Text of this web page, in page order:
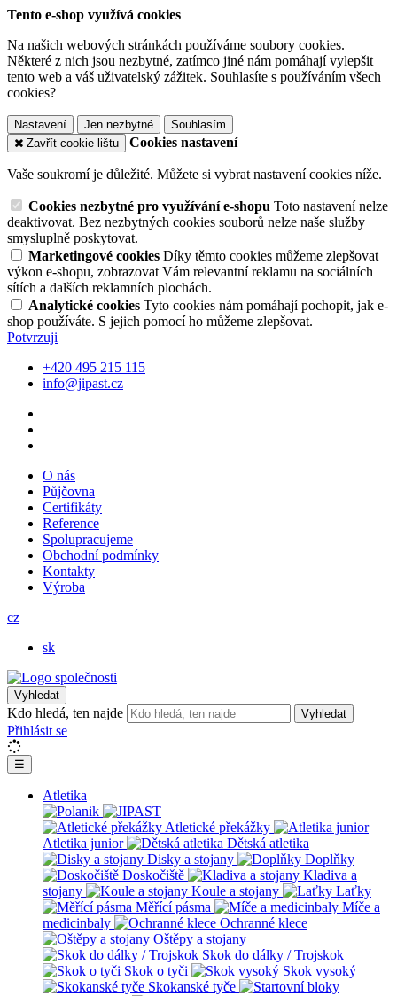
Tento e-shop využívá cookies
Na našich webových stránkách používáme soubory cookies.
Některé z nich jsou nezbytné, zatímco jiné nám pomáhají vylepšit
tento web a váš uživatelský zážitek. Souhlasíte s používáním všech
cookies?
Nastavení Jen nezbytné
Souhlasím
Zavřít cookie lištu
Cookies nastavení
Vaše soukromí je důležité. Můžete si vybrat nastavení cookies níže.
Cookies nezbytné pro využívání e-shopu Toto nastavení nelze
deaktivovat. Bez nezbytných cookies souborů nelze naše služby
smysluplně poskytovat.
Marketingové cookies Díky těmto cookies můžeme zlepšovat
výkon e-shopu, zobrazovat Vám relevantní reklamu na sociálních
sítích a dalších reklamních plochách.
Analytické cookies Tyto cookies nám pomáhají pochopit, jak e-
shop používáte. S jejich pomocí ho můžeme zlepšovat.
Potvrzuji
+420 495 215 115
info@jipast.cz
O nás
Půjčovna
Certifikáty
Reference
Spolupracujeme
Obchodní podmínky
Kontakty
Výroba
cz
sk
Vyhledat
Kdo hledá, ten najde Vyhledat
Přihlásit se
☰
Atletika
Atletické překážky
Atletika junior
Dětská atletika
Disky a stojany
Doplňky
Doskočiště
Kladiva a
stojany
Koule a stojany
Laťky
Měřící pásma
Míče a
medicinbaly
Ochranné klece
Oštěpy a stojany
Skok do dálky / Trojskok
Skok o tyči
Skok vysoký
Skokanské tyče